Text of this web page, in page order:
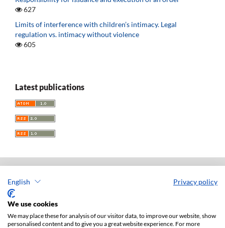
English Privacy policy
We use cookies
We may place these for analysis of our visitor data, to improve our website, show
personalised content and to give you a great website experience. For more
627
Limits of interference with children’s intimacy. Legal
regulation vs. intimacy without violence
605
Latest publications
Acta Universitatis Lodziensis. Folia Iuridica
ISSN: 0208-6069